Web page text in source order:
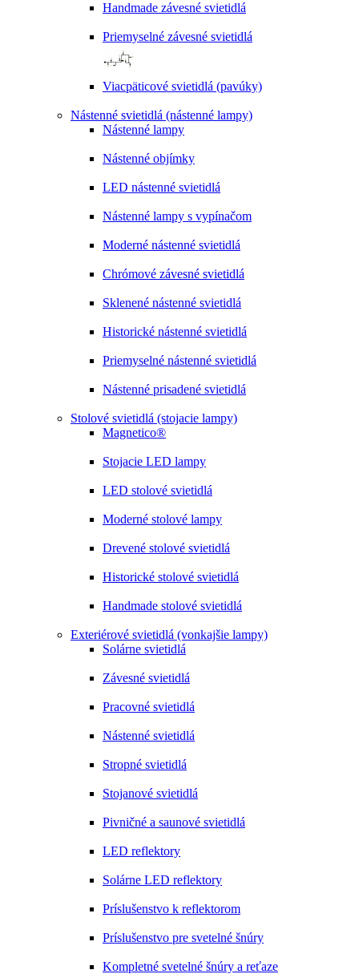
Handmade závesné svietidlá
Priemyselné závesné svietidlá
Viacpäticové svietidlá (pavúky)
Nástenné svietidlá (nástenné lampy)
Nástenné lampy
Nástenné objímky
LED nástenné svietidlá
Nástenné lampy s vypínačom
Moderné nástenné svietidlá
Chrómové závesné svietidlá
Sklenené nástenné svietidlá
Historické nástenné svietidlá
Priemyselné nástenné svietidlá
Nástenné prisadené svietidlá
Stolové svietidlá (stojacie lampy)
Magnetico®
Stojacie LED lampy
LED stolové svietidlá
Moderné stolové lampy
Drevené stolové svietidlá
Historické stolové svietidlá
Handmade stolové svietidlá
Exteriérové svietidlá (vonkajšie lampy)
Solárne svietidlá
Závesné svietidlá
Pracovné svietidlá
Nástenné svietidlá
Stropné svietidlá
Stojanové svietidlá
Pivničné a saunové svietidlá
LED reflektory
Solárne LED reflektory
Príslušenstvo k reflektorom
Príslušenstvo pre svetelné šnúry
Kompletné svetelné šnúry a reťaze